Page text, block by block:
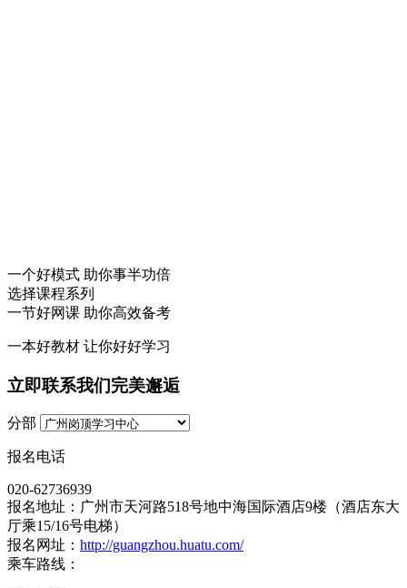
一个好模式 助你事半功倍
选择课程系列
一节好网课 助你高效备考
一本好教材 让你好好学习
立即联系我们完美邂逅
分部
报名电话
020-62736939
报名地址：广州市天河路518号地中海国际酒店9楼（酒店东大
厅乘15/16号电梯）
报名网址： http://guangzhou.huatu.com/
乘车路线：